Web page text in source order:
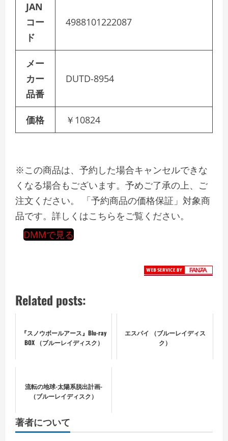
JAN
コー
ド
4988101222087
メー
カー
品番
DUTD-8954
価格 ￥10824
※この商品は、予約した場合キャンセルできな
くなる場合もございます。予めご了承の上、ご
注文ください。 「予約商品の価格保証」対象商
品です。詳しくはこちらをご覧ください。
DMMで見る
Related posts:
『スノウボールアース』Blu-ray
BOX （ブルーレイディスク）
エスパイ （ブルーレイディス
ク）
流転の地球-太陽系脱出計画-
（ブルーレイディスク）
著者について